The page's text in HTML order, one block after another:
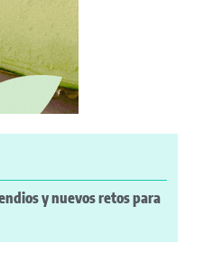
y nuevos retos para